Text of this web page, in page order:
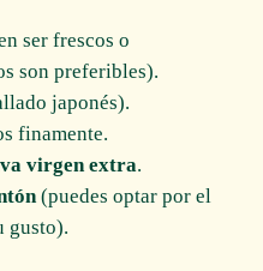
ser frescos o
son preferibles).
japonés).
finamente.
virgen extra.
(puedes optar por el
gusto).